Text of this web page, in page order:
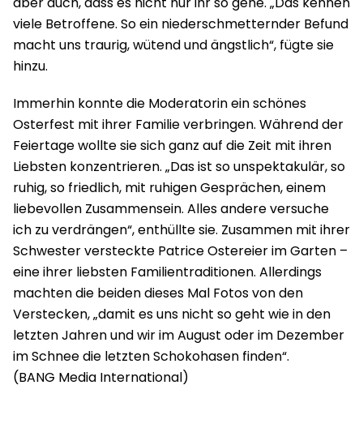
viele Betroffene. So ein niederschmetternder Befund
macht uns traurig, wütend und ängstlich“, fügte sie
hinzu.
Immerhin konnte die Moderatorin ein schönes
Osterfest mit ihrer Familie verbringen. Während der
Feiertage wollte sie sich ganz auf die Zeit mit ihren
Liebsten konzentrieren. „Das ist so unspektakulär, so
ruhig, so friedlich, mit ruhigen Gesprächen, einem
liebevollen Zusammensein. Alles andere versuche
ich zu verdrängen“, enthüllte sie. Zusammen mit ihrer
Schwester versteckte Patrice Ostereier im Garten –
eine ihrer liebsten Familientraditionen. Allerdings
machten die beiden dieses Mal Fotos von den
Verstecken, „damit es uns nicht so geht wie in den
letzten Jahren und wir im August oder im Dezember
im Schnee die letzten Schokohasen finden“.